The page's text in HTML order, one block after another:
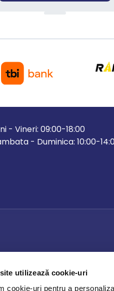
utilizează cookie-uri
cookie-uri pentru a
- Vineri: 09:00-18:00
- Duminica: 10:00-